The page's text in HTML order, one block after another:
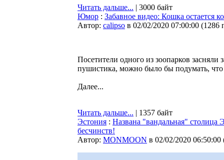
Читать дальше... | 3000 байт
Юмор : Забавное видео: Кошка остается
Автор: calipso в 02/02/2020 07:00:00 (1286
Посетители одного из зоопарков
пушистика, можно было бы подумать,
Далее...
Читать дальше... | 1357 байт
Эстония : Названа "вандальная" столица
бесчинств!
Автор: MONMOON в 02/02/2020 06:50:00